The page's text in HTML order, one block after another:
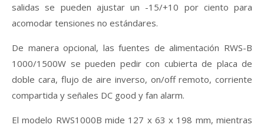
salidas se pueden ajustar un -15/+10 por ciento para
acomodar tensiones no estándares.
De manera opcional, las fuentes de alimentación RWS-B
1000/1500W se pueden pedir con cubierta de placa de
doble cara, flujo de aire inverso, on/off remoto, corriente
compartida y señales DC good y fan alarm.
El modelo RWS1000B mide 127 x 63 x 198 mm, mientras